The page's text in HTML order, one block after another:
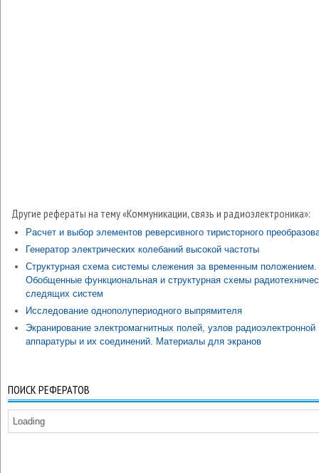
Другие рефераты на тему «Коммуникации, связь и радиоэлектроника»:
Расчет и выбор элементов реверсивного тиристорного
Генератор электрических колебаний высокой частоты
Структурная схема системы слежения за временным положением.
Обобщенные функциональная и структурная схемы
следящих систем
Исследование однополупериодного выпрямителя
Экранирование электромагнитных полей, узлов радиоэлектронной
аппаратуры и их соединений. Материалы для экранов
ПОИСК РЕФЕРАТОВ
Loading